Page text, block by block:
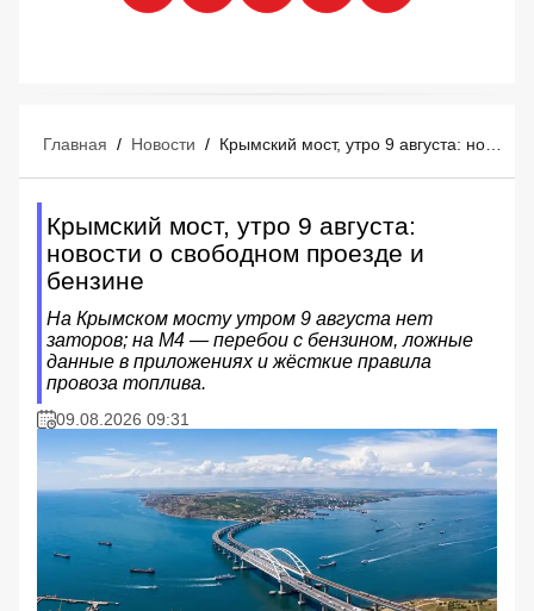
Главная / Новости /
Крымский мост, утро 9 августа:
новости о свободном проезде и
бензине
На Крымском мосту утром 9 августа нет
заторов; на М4 — перебои с бензином, ложные
данные в приложениях и жёсткие правила
провоза топлива.
09.08.2026 09:31